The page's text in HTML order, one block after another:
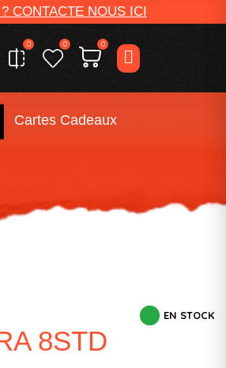
CONTACTE NOUS ICI
0 0 0
Cartes Cadeaux
EN STOCK
8STD